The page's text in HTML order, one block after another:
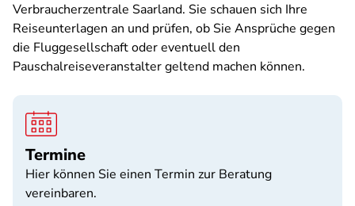
Verbraucherzentrale Saarland. Sie schauen sich Ihre
Reiseunterlagen an und prüfen, ob Sie Ansprüche gegen
die Fluggesellschaft oder eventuell den
Pauschalreiseveranstalter geltend machen können.
Termine
Hier können Sie einen Termin zur Beratung
vereinbaren.